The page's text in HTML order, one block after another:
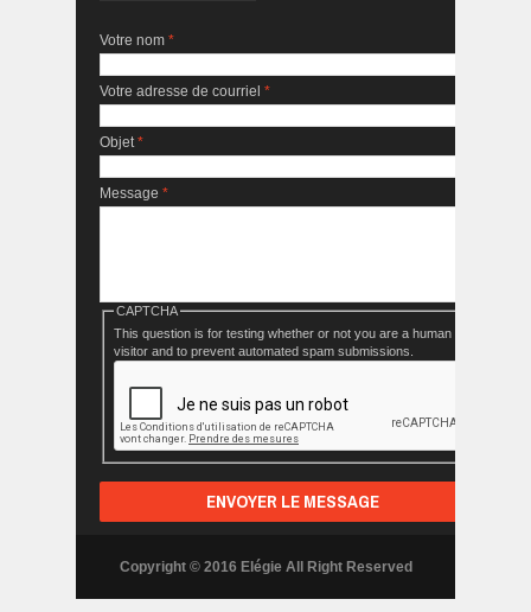
Votre nom *
Votre adresse de courriel *
Objet*
Message *
CAPTCHA
This question is for testing whether or not you are a human
visitor and to prevent automated spam submissions.
Copyright © 2016 Elégie All Right Reserved